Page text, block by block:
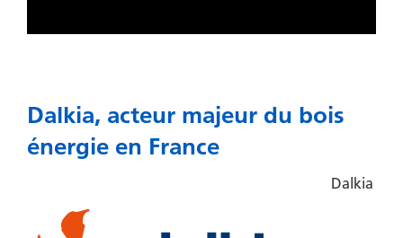
Dalkia, acteur majeur du bois
énergie en France
Dalkia